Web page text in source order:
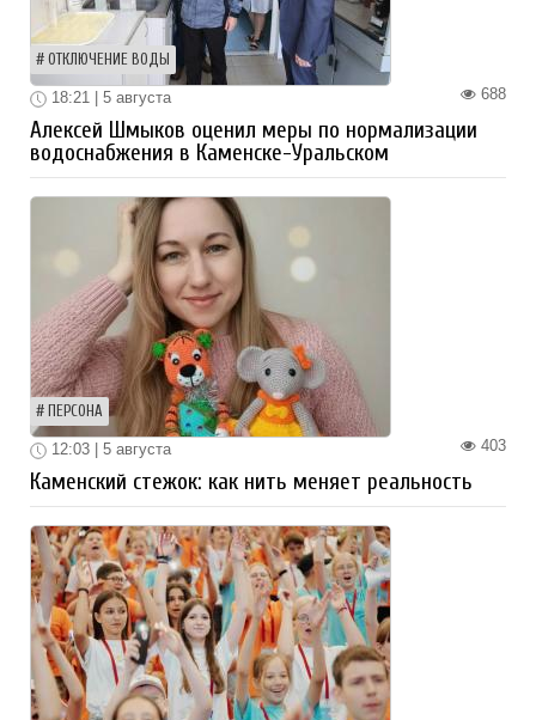
ОТКЛЮЧЕНИЕ ВОДЫ
688
18:21 | 5 августа
Алексей Шмыков оценил меры по нормализации
водоснабжения в Каменске-Уральском
ПЕРСОНА
403
12:03 | 5 августа
Каменский стежок: как нить меняет реальность